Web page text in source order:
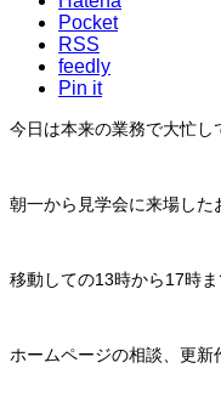
Pocket
RSS
feedly
Pin it
今日は本来の業務で大忙し
朝一から見学会に来場した
移動しての13時から17時
ホームページの相談、更新